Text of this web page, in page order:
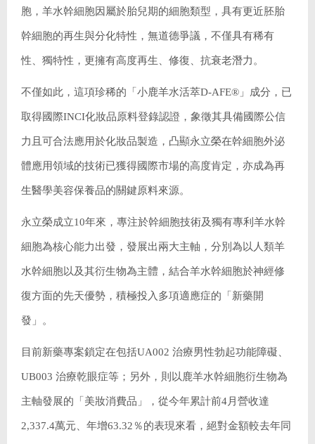
胞，羊水幹細胞因屬於胎兒期的細胞類型，具有更近胚胎
幹細胞的再生與分化特性，無道德爭議，不僅具有稀有
性、獨特性，更擁有高度再生、修復、抗衰老潛力。
不僅如此，這項珍稀的「小鹿羊水活萃D-AFE®」成分，已
取得國際INCI化妝品原料登錄認證，象徵其具備國際公信
力且可合法應用於化妝品製造，凸顯永立榮在幹細胞外泌
體應用領域的技術已獲得國際市場的高度肯定，亦成為再
生醫學美容保養品的關鍵原料來源。
永立榮成立10年來，專注於幹細胞技術及獨有專利羊水幹
細胞為核心能力出發，發展出兩大主軸，分別為以人類羊
水幹細胞以及其衍生物為主體，結合羊水幹細胞於神經修
復方面的先天優勢，積極投入多項適應症的「新藥開
發」。
目前新藥專案鎖定在包括UA002 治療男性勃起功能障礙、
UB003 治療乾眼症等；另外，則以鹿羊水幹細胞衍生物為
主軸發展的「美妝消費品」，從今年累計前4月營收達
2,337.4萬元、年增63.32％的表現來看，絕對金額較去年同